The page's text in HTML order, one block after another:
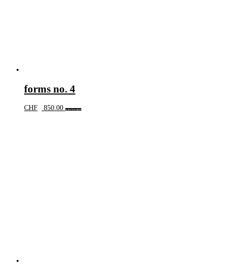
forms no. 4
CHF 850.00 In den Warenkorb